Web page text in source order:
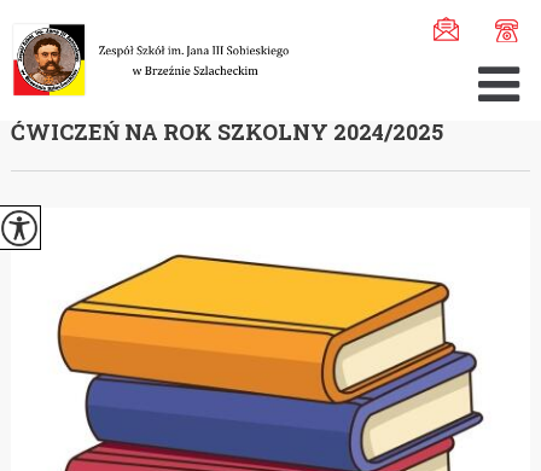
Wykaz podręczników i ...
WYKAZ PODRĘCZNIKÓW I ZESZYTÓW
ĆWICZEŃ NA ROK SZKOLNY 2024/2025